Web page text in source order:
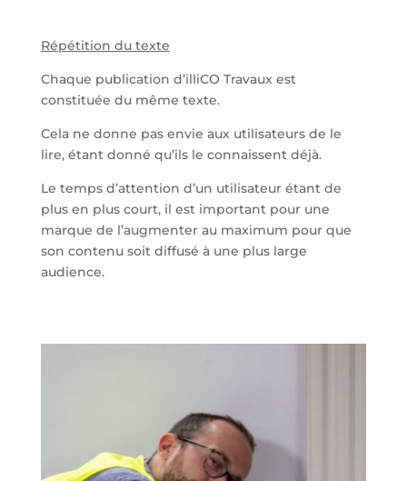
Répétition du texte
Chaque publication d’illiCO Travaux est
constituée du même texte.
Cela ne donne pas envie aux utilisateurs de le
lire, étant donné qu’ils le connaissent déjà.
Le temps d’attention d’un utilisateur étant de
plus en plus court, il est important pour une
marque de l’augmenter au maximum pour que
son contenu soit diffusé à une plus large
audience.